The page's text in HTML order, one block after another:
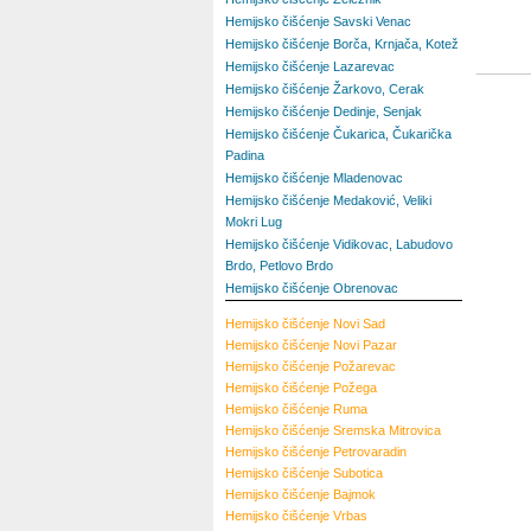
Hemijsko čišćenje Savski Venac
Hemijsko čišćenje Borča, Krnjača, Kotež
Hemijsko čišćenje Lazarevac
Hemijsko čišćenje Žarkovo, Cerak
Hemijsko čišćenje Dedinje, Senjak
Hemijsko čišćenje Čukarica, Čukarička
Padina
Hemijsko čišćenje Mladenovac
Hemijsko čišćenje Medaković, Veliki
Mokri Lug
Hemijsko čišćenje Vidikovac, Labudovo
Brdo, Petlovo Brdo
Hemijsko čišćenje Obrenovac
Hemijsko čišćenje Novi Sad
Hemijsko čišćenje Novi Pazar
Hemijsko čišćenje Požarevac
Hemijsko čišćenje Požega
Hemijsko čišćenje Ruma
Hemijsko čišćenje Sremska Mitrovica
Hemijsko čišćenje Petrovaradin
Hemijsko čišćenje Subotica
Hemijsko čišćenje Bajmok
Hemijsko čišćenje Vrbas